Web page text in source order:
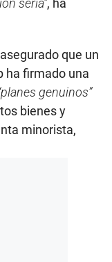
seria”, ha
que un
ha firmado una
genuinos”
bienes y
minorista,